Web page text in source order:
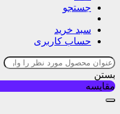
جستجو
سبد خرید
حساب کاربری
بستن
مقایسه